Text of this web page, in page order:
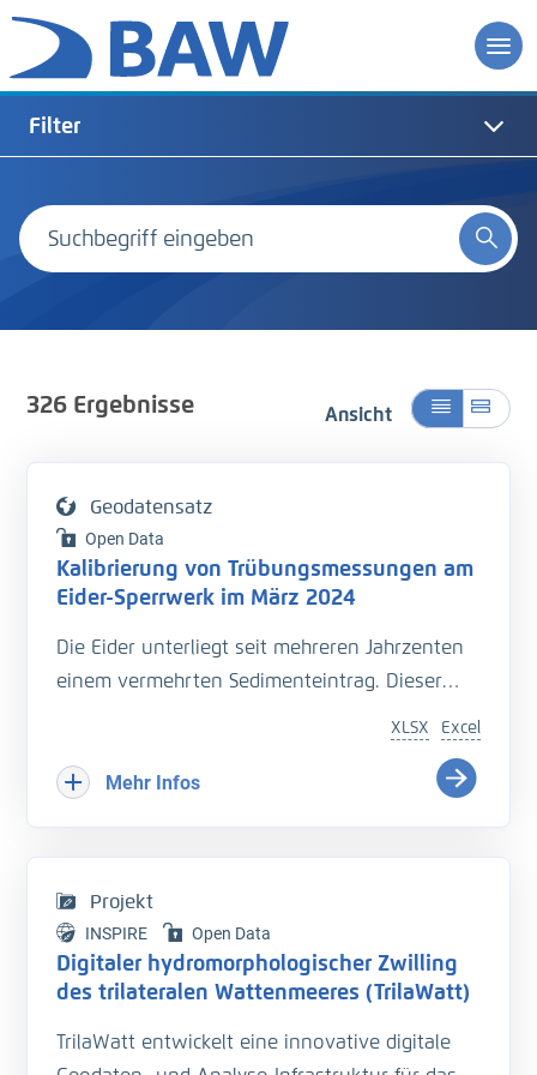
Filter
326Ergebnisse Ansicht
Geodatensatz
Open Data
Kalibrierung von Trübungsmessungen am
Eider-Sperrwerk im März 2024
Die Eider unterliegt seit mehreren Jahrzenten
einem vermehrten Sedimenteintrag. Dieser
Hinterlandes so wie die Schiffbarkeit des
Bundeswasserstraße.
der Entwässerung des Hinterlandes führt. Das
Kooperationsprojekt „Zukunft Eider“ wurde
geschaffen um Vorarbeiten zu leisten, welche
Anpassungen und Erweiterungen der
Excel
XLSX
Mehr Infos
Projekt
INSPIRE Open Data
Digitaler hydromorphologischer Zwilling
des trilateralen Wattenmeeres (TrilaWatt)
TrilaWatt entwickelt eine innovative digitale